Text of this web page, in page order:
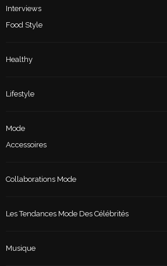
Interviews
Food Style
Healthy
Lifestyle
Mode
Accessoires
Collaborations Mode
Les Tendances Mode Des Célébrités
Musique